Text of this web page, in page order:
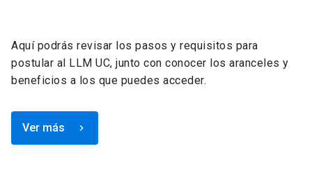
Aquí podrás revisar los pasos y requisitos para
postular al LLM UC, junto con conocer los aranceles y
beneficios a los que puedes acceder.
Ver más keyboard_arrow_right